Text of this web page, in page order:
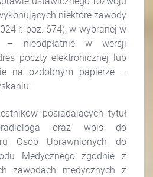
niektóre zawody
r. poz. 674), w wybranej w
– nieodpłatnie w wersji
poczty elektronicznej lub
na ozdobnym papierze –
posiadających tytuł
oraz wpis do
Osób Uprawnionych do
Medycznego zgodnie z
zawodach medycznych z